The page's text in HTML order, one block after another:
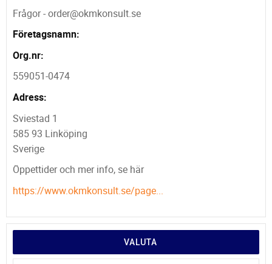
Frågor - order@okmkonsult.se
Företagsnamn:
Org.nr:
559051-0474
Adress:
Sviestad 1
585 93 Linköping
Sverige
Öppettider och mer info, se här
https://www.okmkonsult.se/page...
VALUTA